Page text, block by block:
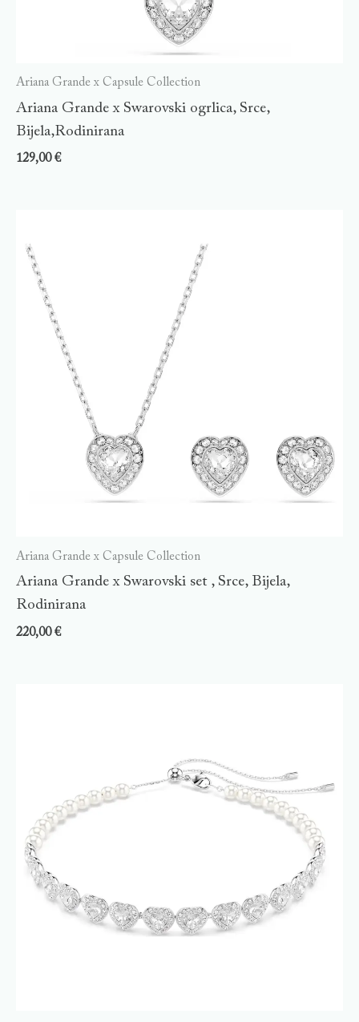
Ariana Grande x Capsule Collection
Ariana Grande x Swarovski ogrlica, Srce,
Bijela,Rodinirana
129,00€
Ariana Grande x Capsule Collection
Ariana Grande x Swarovski set , Srce, Bijela,
Rodinirana
220,00€